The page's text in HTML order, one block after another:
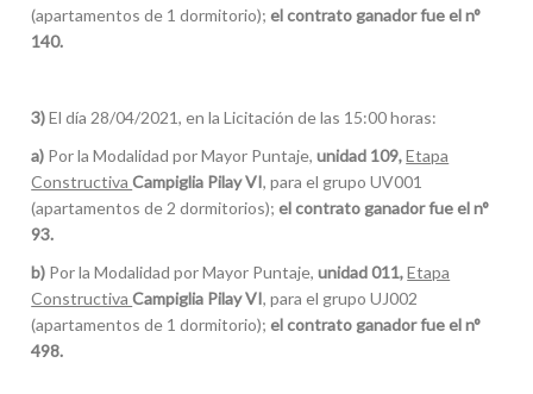
(apartamentos de 1 dormitorio);el contrato ganador fue el n°
140.
3)El día 28/04/2021, en la Licitación de las 15:00 horas:
a) Por la Modalidad por Mayor Puntaje,unidad 109,Etapa
ConstructivaCampiglia Pilay VI, para el grupo UV001
(apartamentos de 2 dormitorios);el contrato ganador fue el n°
93.
b) Por la Modalidad por Mayor Puntaje,unidad 011,Etapa
ConstructivaCampiglia Pilay VI, para el grupo UJ002
(apartamentos de 1 dormitorio);el contrato ganador fue el n°
498.